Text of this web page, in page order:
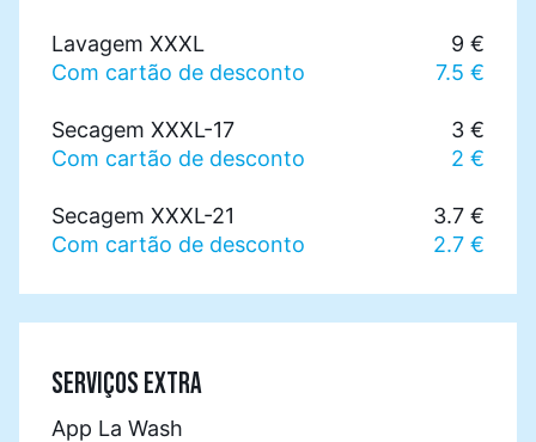
Lavagem XXXL
9 €
Com cartão de desconto
7.5 €
Secagem XXXL-17
3 €
Com cartão de desconto
2 €
Secagem XXXL-21
3.7 €
Com cartão de desconto
2.7 €
SERVIÇOS EXTRA
App La Wash